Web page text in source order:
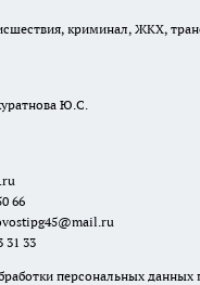
криминал, ЖКХ,
Ю.С.
66
31 33
персональных данных